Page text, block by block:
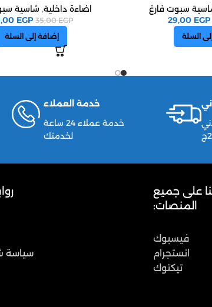
سبوت فارغ
29,00 EGP
السلة
اضاءة داخلية, شاسية
35,00EGP
EGP
إضافة إلى السلة
خدمة العملاء
خدمة عملاء 24 ساعة
لخدمتك
على جميع
المنصات:
فيسبوك
انستجرام
تيكتوك
سياسة